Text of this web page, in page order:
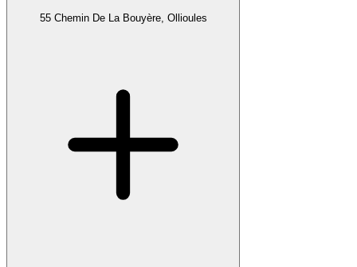
55 Chemin De La Bouyère, Ollioules